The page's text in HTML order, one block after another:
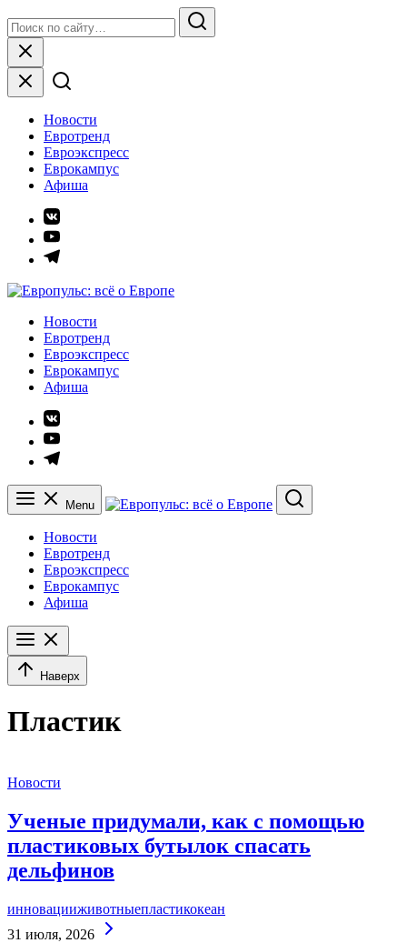
to
content
for:
Search
Close
Новости
Евротренд
Евроэкспресс
Еврокампус
Афиша
Элемент
меню
Элемент
меню
Элемент
Европульс: всё о Европе
Новости
Евротренд
Евроэкспресс
Еврокампус
Афиша
Элемент
меню
Элемент
меню
Элемент
Menu
Search
Новости
Евротренд
Евроэкспресс
Еврокампус
Афиша
Наверх
Пластик
Новости
Ученые придумали, как с помощью
пластиковых бутылок спасать
дельфинов
инновацииживотныепластикокеан
31 июля, 2026